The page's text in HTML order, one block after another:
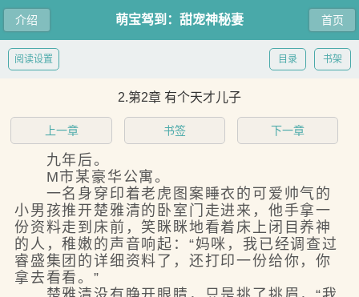
介绍 首页
萌宝驾到：甜宠神秘妻
书架
目录
阅读设置
2.第2章 有个天才儿子
上一章 书签 下一章
九年后。
M市某豪华公寓。
一名身穿印着老虎图案睡衣的可爱帅气的
小男孩推开楚雅清的卧室门走进来，他手拿一
份资料走到床前，笑眯眯地看着床上闭目养神
的人，稚嫩的声音响起：“妈咪，我已经调查过
睿盛集团的详细资料了，还打印一份给你，你
拿去看看。”